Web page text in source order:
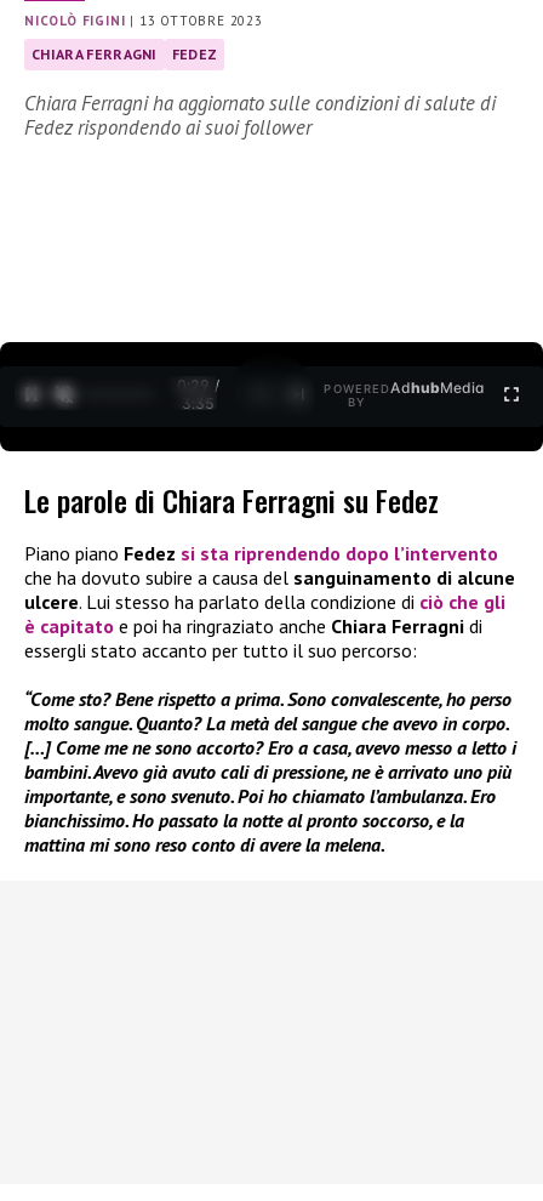
NICOLÒ FIGINI | 13 OTTOBRE 2023
CHIARA FERRAGNI FEDEZ
Chiara Ferragni ha aggiornato sulle condizioni di salute di
Fedez rispondendo ai suoi follower
0:30 /
3:35
POWERED
BY
AdhubMedia
Le parole di Chiara Ferragni su Fedez
Piano piano Fedez si sta riprendendo dopo l’intervento
che ha dovuto subire a causa del sanguinamento di alcune
ulcere. Lui stesso ha parlato della condizione di ciò che gli
è capitato e poi ha ringraziato anche Chiara Ferragni di
essergli stato accanto per tutto il suo percorso:
“Come sto? Bene rispetto a prima. Sono convalescente, ho perso
molto sangue. Quanto? La metà del sangue che avevo in corpo.
[…] Come me ne sono accorto? Ero a casa, avevo messo a letto i
bambini. Avevo già avuto cali di pressione, ne è arrivato uno più
importante, e sono svenuto. Poi ho chiamato l’ambulanza. Ero
bianchissimo. Ho passato la notte al pronto soccorso, e la
mattina mi sono reso conto di avere la melena.